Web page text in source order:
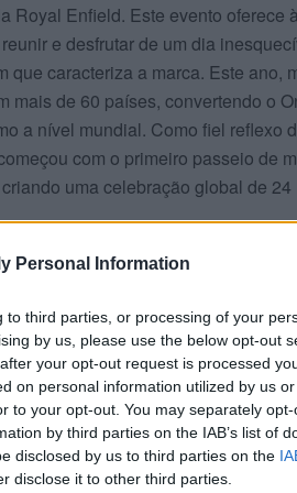
Personal Information
third parties, or processing of your
by us, please use the below opt-out
your opt-out request is processed
on personal information utilized by us
to your opt-out. You may separately
by third parties on the IAB’s list of
disclosed by us to third parties on the
disclose it to other third parties.
Royal Enfield. Este evento oferece à
e desfrutar de um dia
que caracteriza a marca. Este ano,
mais de 60 países, convertendo o
a nível mundial. Como fiel reflexo
com o primeiro passeio de
uma celebração global de 24
e apaixonada de motociclistas,
celebrar a individualidade, a
demonstra a força da comunidade
global, mas ao mesmo tempo
estrada graças à sua paixão
de segurança: os participantes